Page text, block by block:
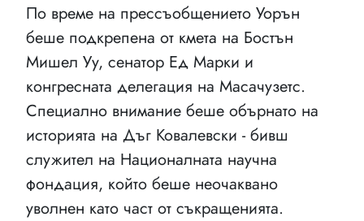
По време на прессъобщението Уорън
беше подкрепена от кмета на Бостън
Мишел Уу, сенатор Ед Марки и
конгресната делегация на Масачузетс.
Специално внимание беше обърнато на
историята на Дъг Ковалевски - бивш
служител на Националната научна
фондация, който беше неочаквано
уволнен като част от съкращенията.